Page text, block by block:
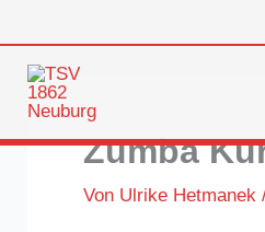
Inhalt
springen
Zumba
Von Ulrike Hetmanek